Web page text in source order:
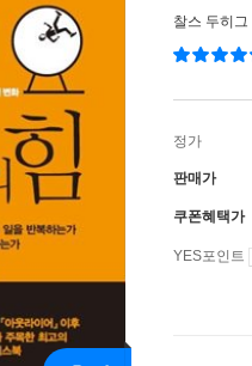
찰스 두히그
정가
판매가
쿠폰혜택가
YES포인트